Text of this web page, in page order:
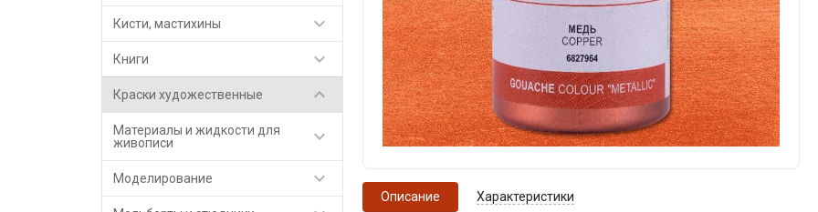
Кисти, мастихины 
Книги 
Краски художественные 
Материалы и жидкости для
живописи

Моделирование 
Описание Характеристики